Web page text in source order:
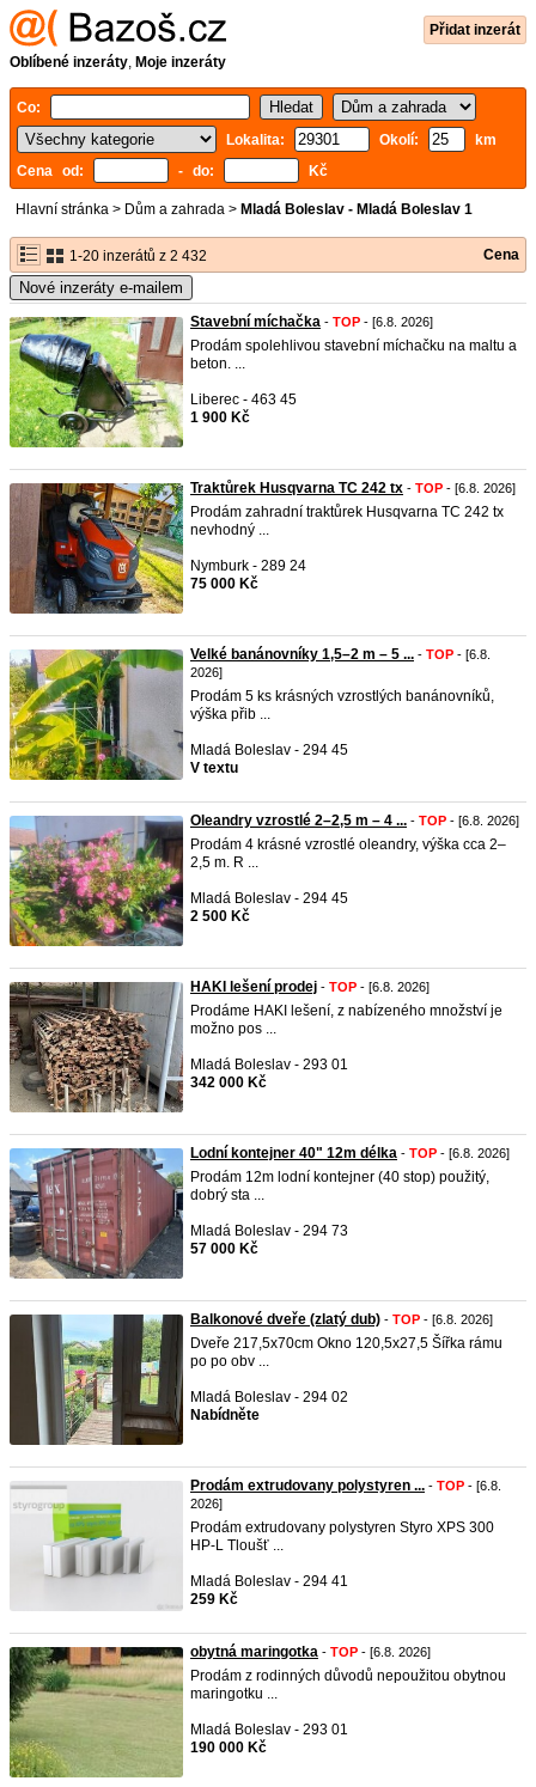
Přidat inzerát
Oblíbené inzeráty, Moje inzeráty
Co:
Lokalita:
Okolí:
km
Cena od:
- do: Kč
Hlavní stránka > Dům a zahrada > Mladá Boleslav - Mladá Boleslav 1
1-20 inzerátů z 2 432 Cena
Nové inzeráty e-mailem
Stavební míchačka - TOP - [6.8. 2026]
Prodám spolehlivou stavební míchačku na maltu a
beton. ...
Liberec - 463 45
1 900 Kč
Traktůrek Husqvarna TC 242 tx - TOP - [6.8. 2026]
Prodám zahradní traktůrek Husqvarna TC 242 tx
nevhodný ...
Nymburk - 289 24
75 000 Kč
Velké banánovníky 1,5–2 m – 5 ... - TOP - [6.8.
2026]
Prodám 5 ks krásných vzrostlých banánovníků,
výška přib ...
Mladá Boleslav - 294 45
V textu
Oleandry vzrostlé 2–2,5 m – 4 ... - TOP - [6.8. 2026]
Prodám 4 krásné vzrostlé oleandry, výška cca 2–
2,5 m. R ...
Mladá Boleslav - 294 45
2 500 Kč
HAKI lešení prodej - TOP - [6.8. 2026]
Prodáme HAKI lešení, z nabízeného množství je
možno pos ...
Mladá Boleslav - 293 01
342 000 Kč
Lodní kontejner 40" 12m délka - TOP - [6.8. 2026]
Prodám 12m lodní kontejner (40 stop) použitý,
dobrý sta ...
Mladá Boleslav - 294 73
57 000 Kč
Balkonové dveře (zlatý dub) - TOP - [6.8. 2026]
Dveře 217,5x70cm Okno 120,5x27,5 Šířka rámu
po po obv ...
Mladá Boleslav - 294 02
Nabídněte
Prodám extrudovany polystyren ... - TOP - [6.8.
2026]
Prodám extrudovany polystyren Styro XPS 300
HP-L Tloušť ...
Mladá Boleslav - 294 41
259 Kč
obytná maringotka - TOP - [6.8. 2026]
Prodám z rodinných důvodů nepoužitou obytnou
maringotku ...
Mladá Boleslav - 293 01
190 000 Kč